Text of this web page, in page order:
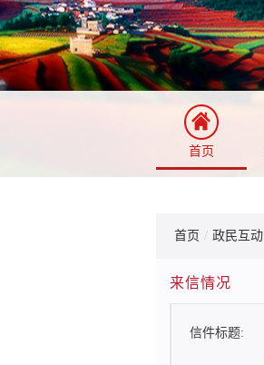
首页
首页 / 政民互动
来信情况
信件标题: